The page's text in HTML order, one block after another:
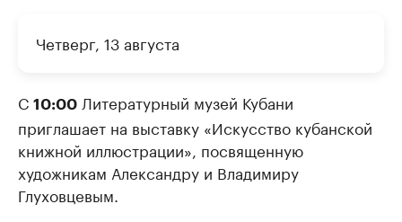
Четверг, 13 августа
С 10:00 Литературный музей Кубани
приглашает на выставку «Искусство кубанской
книжной иллюстрации», посвященную
художникам Александру и Владимиру
Глуховцевым.